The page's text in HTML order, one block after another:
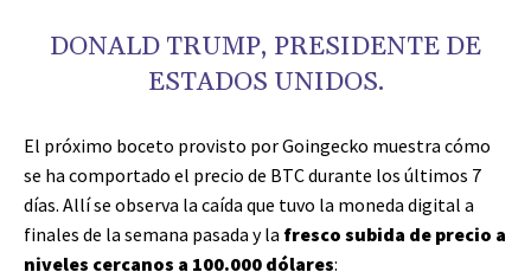
DONALD TRUMP, PRESIDENTE DE
ESTADOS UNIDOS.
El próximo boceto provisto por Goingecko muestra cómo
se ha comportado el precio de BTC durante los últimos 7
días. Allí se observa la caída que tuvo la moneda digital a
finales de la semana pasada y la fresco subida de precio a
niveles cercanos a 100.000 dólares: